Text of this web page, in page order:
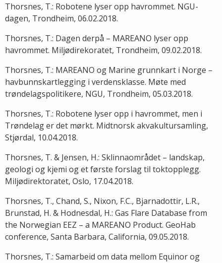
Thorsnes, T.: Robotene lyser opp havrommet. NGU-
dagen, Trondheim, 06.02.2018.
Thorsnes, T.: Dagen derpå – MAREANO lyser opp
havrommet. Miljødirekoratet, Trondheim, 09.02.2018.
Thorsnes, T.: MAREANO og Marine grunnkart i Norge –
havbunnskartlegging i verdensklasse. Møte med
trøndelagspolitikere, NGU, Trondheim, 05.03.2018.
Thorsnes, T.: Robotene lyser opp i havrommet, men i
Trøndelag er det mørkt. Midtnorsk akvakultursamling,
Stjørdal, 10.04.2018.
Thorsnes, T. & Jensen, H.: Sklinnaområdet – landskap,
geologi og kjemi og et første forslag til toktopplegg.
Miljødirektoratet, Oslo, 17.04.2018.
Thorsnes, T., Chand, S., Nixon, F.C., Bjarnadottir, L.R.,
Brunstad, H. & Hodnesdal, H.: Gas Flare Database from
the Norwegian EEZ – a MAREANO Product. GeoHab
conference, Santa Barbara, California, 09.05.2018.
Thorsnes, T.: Samarbeid om data mellom Equinor og